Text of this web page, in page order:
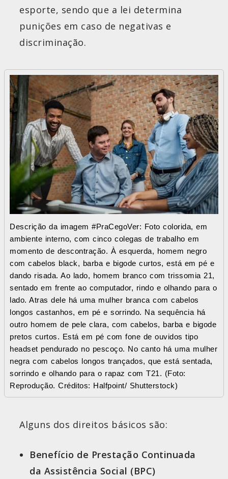
esporte, sendo que a lei determina
punições em caso de negativas e
discriminação.
Descrição da imagem #PraCegoVer: Foto colorida, em
ambiente interno, com cinco colegas de trabalho em
momento de descontração. À esquerda, homem negro
com cabelos black, barba e bigode curtos, está em pé e
dando risada. Ao lado, homem branco com trissomia 21,
sentado em frente ao computador, rindo e olhando para o
lado. Atras dele há uma mulher branca com cabelos
longos castanhos, em pé e sorrindo. Na sequência há
outro homem de pele clara, com cabelos, barba e bigode
pretos curtos. Está em pé com fone de ouvidos tipo
headset pendurado no pescoço. No canto há uma mulher
negra com cabelos longos trançados, que está sentada,
sorrindo e olhando para o rapaz com T21. (Foto:
Reprodução. Créditos: Halfpoint/ Shutterstock)
Alguns dos direitos básicos são:
Benefício de Prestação Continuada
da Assistência Social (BPC)